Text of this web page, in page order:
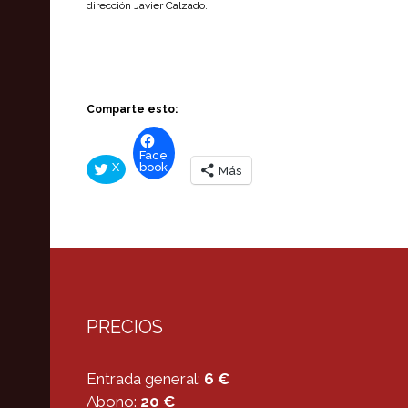
dirección Javier Calzado.
Comparte esto:
X
Face
book
Más
PRECIOS
Entrada general: 6 €
Abono: 20 €